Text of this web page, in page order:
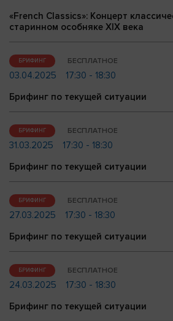
«French Classics»: Концерт
старинном особняке XIX века
БРИФИНГ БЕСПЛАТНОЕ
03.04.2025
17:30 - 18:30
Брифинг по текущей ситуации
БРИФИНГ БЕСПЛАТНОЕ
31.03.2025
17:30 - 18:30
Брифинг по текущей ситуации
БРИФИНГ БЕСПЛАТНОЕ
27.03.2025
17:30 - 18:30
Брифинг по текущей ситуации
БРИФИНГ БЕСПЛАТНОЕ
24.03.2025
17:30 - 18:30
Брифинг по текущей ситуации